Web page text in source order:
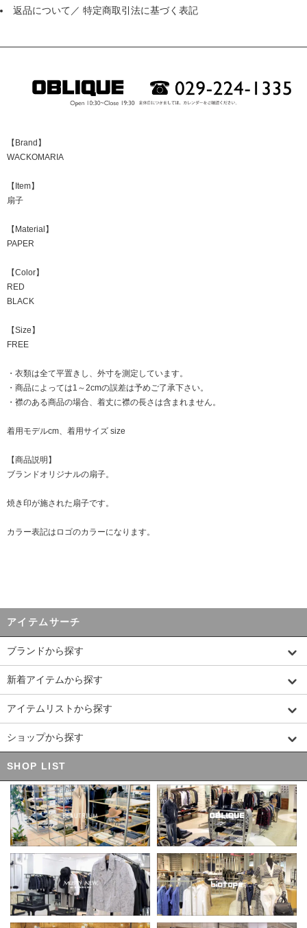
返品について ／ 特定商取引法に基づく表記
【Brand】
WACKOMARIA
【Item】
扇子
【Material】
PAPER
【Color】
RED
BLACK
【Size】
FREE
・衣類は全て平置きし、外寸を測定しています。
・商品によっては1～2cmの誤差は予めご了承下さい。
・襟のある商品の場合、着丈に襟の長さは含まれません。
着用モデルcm、着用サイズ size
【商品説明】
ブランドオリジナルの扇子。
焼き印が施された扇子です。
カラー表記はロゴのカラーになります。
アイテムサーチ
ブランドから探す
新着アイテムから探す
アイテムリストから探す
ショップから探す
SHOP LIST